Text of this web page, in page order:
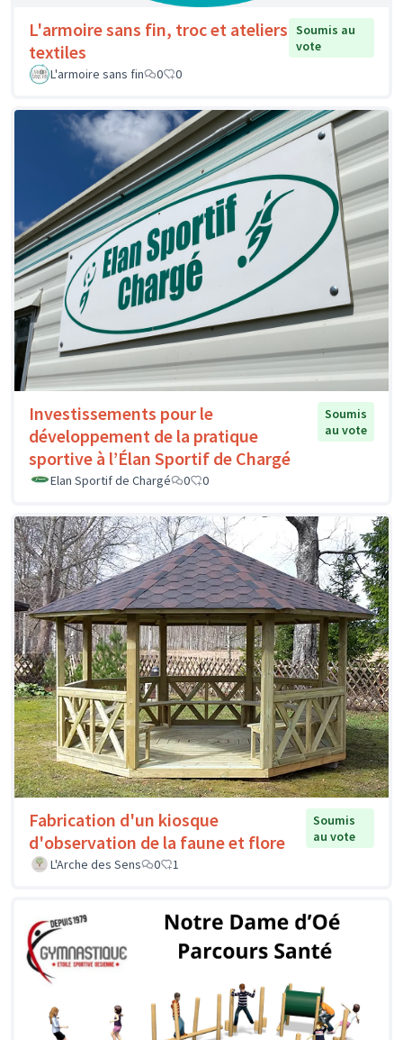
L'armoire sans fin, troc et ateliers
textiles
Soumis au
vote
L'armoire sans fin
0 0
Investissements pour le
développement de la pratique
sportive à l’Élan Sportif de Chargé
Soumis
au vote
Elan Sportif de Chargé 0 0
Fabrication d'un kiosque
d'observation de la faune et flore
Soumis
au vote
L'Arche des Sens
0 1